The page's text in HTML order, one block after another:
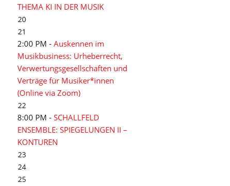
THEMA KI IN DER MUSIK
20
21
2:00 PM - Auskennen im
Musikbusiness: Urheberrecht,
Verwertungsgesellschaften und
Verträge für Musiker*innen
(Online via Zoom)
22
8:00 PM - SCHALLFELD
ENSEMBLE: SPIEGELUNGEN II –
KONTUREN
23
24
25